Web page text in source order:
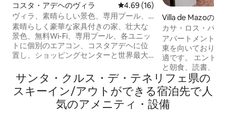
コスタ・アデヘのヴィラ レビュー16件、5つ星中4.69つ
4.69 (16)
ヴィラ、素晴らしい景色、専用プール、
Wi-Fi
素晴らしく豪華な家具付きの家、壮大な
景色、無料Wi-Fi、専用プール、各ユニッ
トに個別のエアコン、コスタアデヘに位
置し、ショッピングセンターと世界最大
200メートルです。 3つの寝室： 1号ベッ
ドルーム。2名様用の大きなベッド。 2つ
目の寝室には2名様用のベッドがありま
す。 3つ目の寝室には大きなシングルベッ
ド2台。 3つのバスルームがあり、1つ目の
Villa de Mazoのマ
アパート
カサ・ロス・パリ
アパートメント
東を向いており、
適です。 エントランスには、サンベッド
と朝食、読書、リ
地の良いスペー
あります。内部に
レビ、テーブルの
くためのスペース
サンタ・クルス・デ・テネリフェ県の
スキーイン/アウトができる宿泊先で人
気のアメニティ・設備